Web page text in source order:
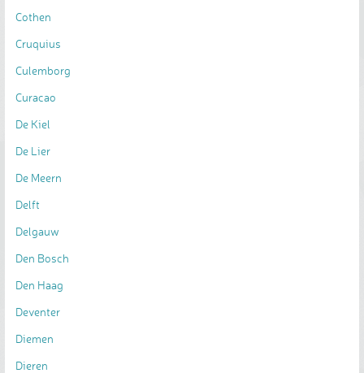
Cothen
Cruquius
Culemborg
Curacao
De Kiel
De Lier
De Meern
Delft
Delgauw
Den Bosch
Den Haag
Deventer
Diemen
Dieren